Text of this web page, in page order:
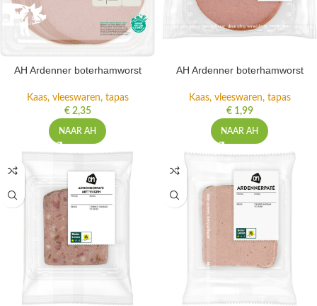
AH Ardenner boterhamworst
Kaas, vleeswaren, tapas
€2,35
NAAR AH
AH Ardenner boterhamworst
Kaas, vleeswaren, tapas
€1,99
NAAR AH